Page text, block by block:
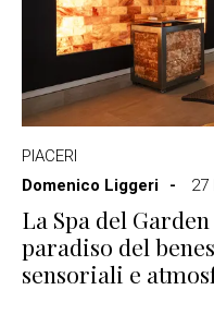
PIACERI
Domenico Liggeri
27
La Spa del
paradiso del
sensoriali e